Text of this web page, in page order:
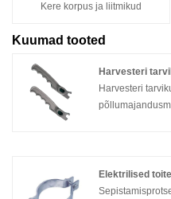
Kere korpus ja liitmikud
Kuumad tooted
Harvesteri
Harvesteri
põllumajanduse
kaasaegne
Elektrilised